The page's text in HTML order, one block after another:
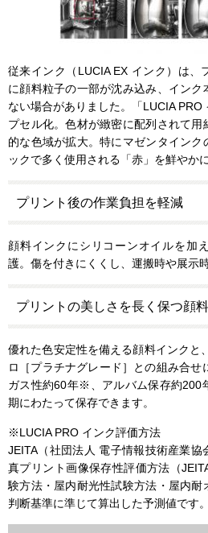
従来インク（LUCIA EX インク）は、
に顔料粒子の一部が沈み込み、イン
ない場合がありました。「LUCIA PRO
プセル化。色材が緻密に配列されて
的な色域が拡大。特にマゼンタインク
ックで多く使用される「赤」を鮮やか
プリント後の作業負担を軽減
顔料インクにシリコーンオイルを加
護。傷を付きにくくし、運搬時や展示
プリントの美しさを長く保つ顔
優れた色安定性を備える顔料インクと
ロ［プラチナグレード］との組み合
ガス性約60年※、アルバム保存約
期にわたって保存できます。
※LUCIA PRO インク評価方法
JEITA（社団法人 電子情報技術産業
真プリント画像保存性評価方法（
験方法・屋内耐光性試験方法・屋内
判断基準に準じて算出した予測値です。